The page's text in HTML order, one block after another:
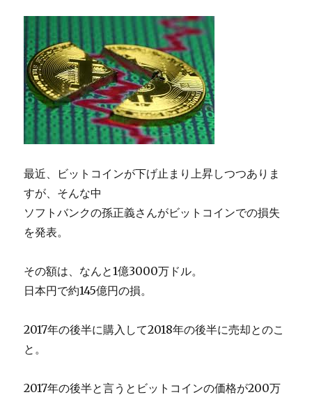
最近、ビットコインが下げ止まり上昇しつつありま
すが、そんな中
ソフトバンクの孫正義さんがビットコインでの損失
を発表。
その額は、なんと1億3000万ドル。
日本円で約145億円の損。
2017年の後半に購入して2018年の後半に売却とのこ
と。
2017年の後半と言うとビットコインの価格が200万